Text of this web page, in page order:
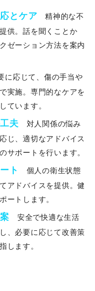
とケア 精神的な不
供。話を聞くことか
ゼーション方法を案内
に応じて、傷の手当や
実施。専門的なケアを
ています。
夫 対人関係の悩み
じ、適切なアドバイス
サポートを行います。
ト
個人の衛生状態
アドバイスを提供。健
ートします。
安全で快適な生活
、必要に応じて改善策
します。